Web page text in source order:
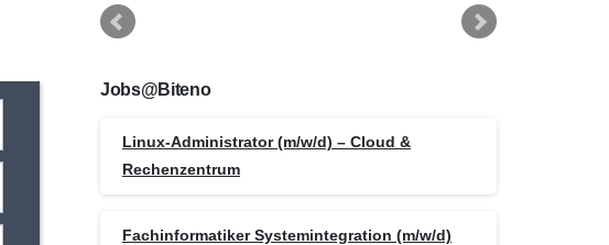
Jobs@Biteno
Linux-Administrator (m/w/d) – Cloud &
Rechenzentrum
Fachinformatiker Systemintegration (m/w/d)